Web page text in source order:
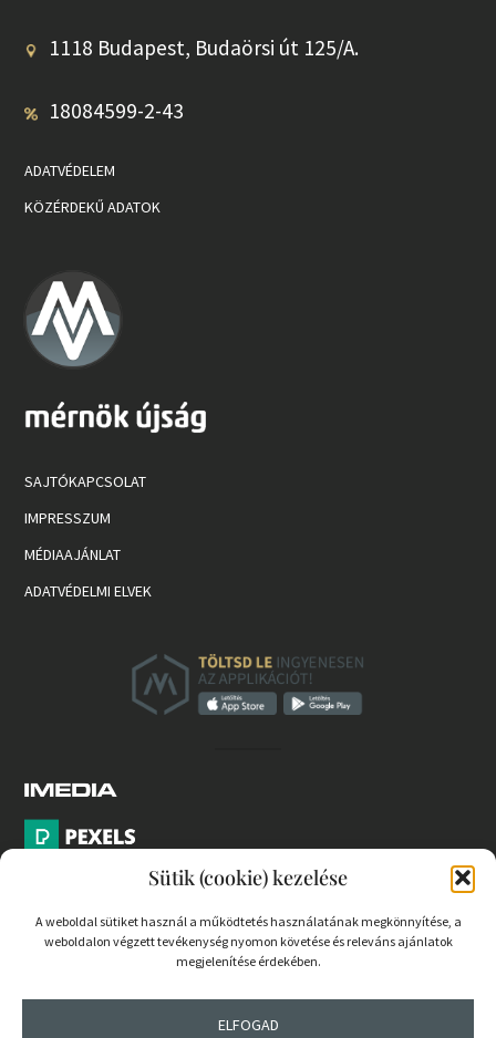
Sütik (cookie) kezelése
A weboldal sütiket használ a működtetés használatának megkönnyítése, a
weboldalon végzett tevékenység nyomon követése és releváns ajánlatok
megjelenítése érdekében.
ELFOGAD
1118 Budapest, Budaörsi út 125/A.
18084599-2-43
ADATVÉDELEM
KÖZÉRDEKŰ ADATOK
SAJTÓKAPCSOLAT
IMPRESSZUM
MÉDIAAJÁNLAT
ADATVÉDELMI ELVEK
PARTNEREK